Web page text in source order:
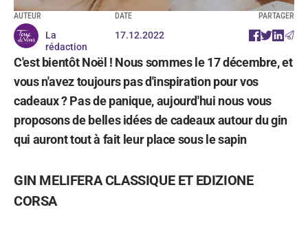
AUTEUR
La
rédaction
DATE
17.12.2022
PARTAGER
C'est bientôt Noël ! Nous sommes le 17 décembre, et
vous n'avez toujours pas d'inspiration pour vos
cadeaux ? Pas de panique, aujourd'hui nous vous
proposons de belles idées de cadeaux autour du gin
qui auront tout à fait leur place sous le sapin
GIN MELIFERA CLASSIQUE ET EDIZIONE
CORSA